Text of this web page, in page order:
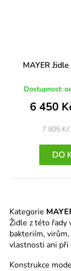
MAYER
Dostupnost:
6 450
7 805
DO
Kategorie
Židle z této řady
bakteriím,
vlastnosti ani při
Konstrukce